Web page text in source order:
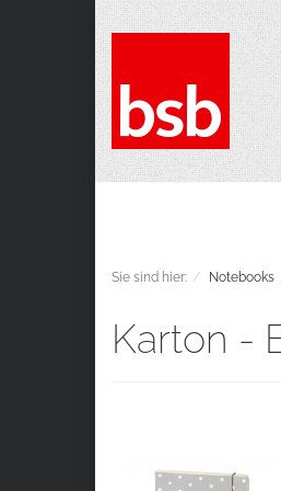
Sie sind hier: Notebooks
Karton -